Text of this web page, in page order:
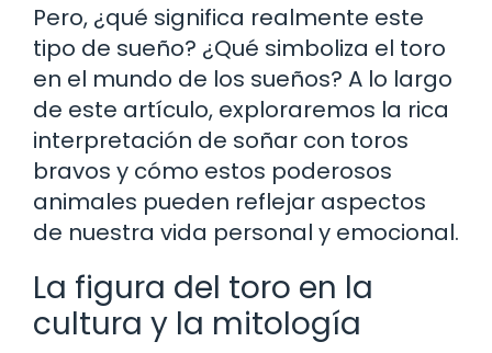
Pero, ¿qué significa realmente este
tipo de sueño? ¿Qué simboliza el toro
en el mundo de los sueños? A lo largo
de este artículo, exploraremos la rica
interpretación de soñar con toros
bravos y cómo estos poderosos
animales pueden reflejar aspectos
de nuestra vida personal y emocional.
La figura del toro en la
cultura y la mitología